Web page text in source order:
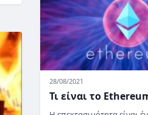
28/08/2021
Τι είναι το